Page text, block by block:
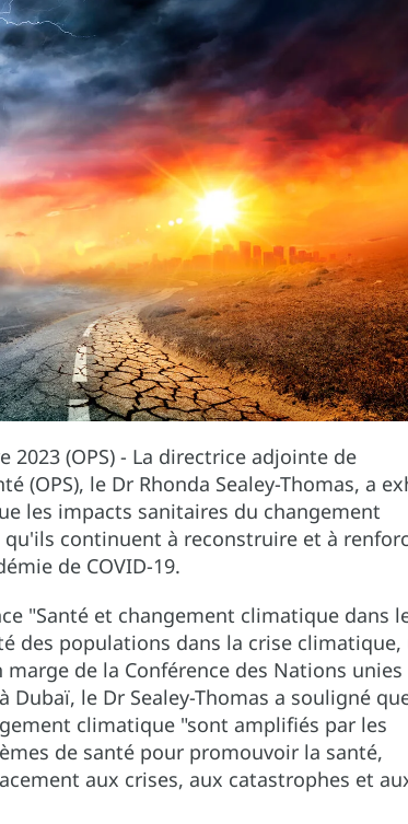
2023 (OPS) - La directrice adjointe de
(OPS), le Dr Rhonda Sealey-Thomas, a
les impacts sanitaires du changement
continuent à reconstruire et à
de COVID-19.
"Santé et changement climatique dans
des populations dans la crise climatique,
de la Conférence des Nations
Dubaï, le Dr Sealey-Thomas a souligné
climatique "sont amplifiés par les
de santé pour promouvoir la santé,
aux crises, aux catastrophes et